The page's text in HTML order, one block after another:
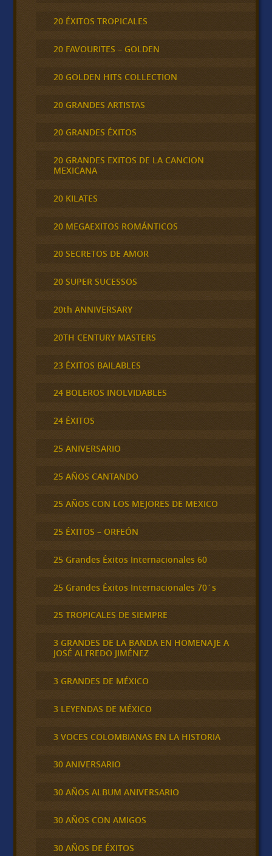
20 ÉXITOS TROPICALES
20 FAVOURITES – GOLDEN
20 GOLDEN HITS COLLECTION
20 GRANDES ARTISTAS
20 GRANDES ÉXITOS
20 GRANDES EXITOS DE LA CANCION
MEXICANA
20 KILATES
20 MEGAEXITOS ROMÁNTICOS
20 SECRETOS DE AMOR
20 SUPER SUCESSOS
20th ANNIVERSARY
20TH CENTURY MASTERS
23 ÉXITOS BAILABLES
24 BOLEROS INOLVIDABLES
24 ÉXITOS
25 ANIVERSARIO
25 AÑOS CANTANDO
25 AÑOS CON LOS MEJORES DE MEXICO
25 ÉXITOS – ORFEÓN
25 Grandes Éxitos Internacionales 60
25 Grandes Éxitos Internacionales 70´s
25 TROPICALES DE SIEMPRE
3 GRANDES DE LA BANDA EN HOMENAJE A
JOSÉ ALFREDO JIMÉNEZ
3 GRANDES DE MÉXICO
3 LEYENDAS DE MÉXICO
3 VOCES COLOMBIANAS EN LA HISTORIA
30 ANIVERSARIO
30 AÑOS ALBUM ANIVERSARIO
30 AÑOS CON AMIGOS
30 AÑOS DE ÉXITOS